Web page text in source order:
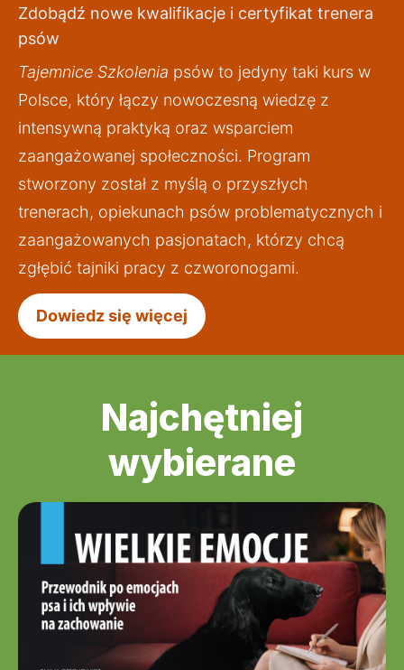
Zdobądź nowe kwalifikacje i certyfikat trenera
psów
Tajemnice Szkolenia psów to jedyny taki kurs w
Polsce, który łączy nowoczesną wiedzę z
intensywną praktyką oraz wsparciem
zaangażowanej społeczności. Program
stworzony został z myślą o przyszłych
trenerach, opiekunach psów problematycznych i
zaangażowanych pasjonatach, którzy chcą
zgłębić tajniki pracy z czworonogami.
Dowiedz się więcej
Najchętniej
wybierane